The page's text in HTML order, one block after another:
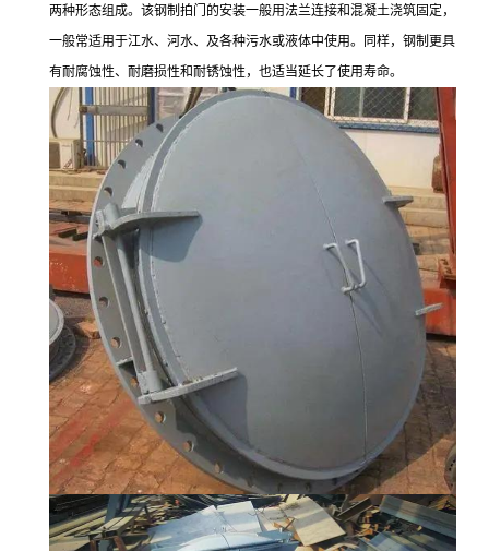
两种形态组成。该钢制拍门的安装一般用法兰连接和混凝土浇筑固定，
一般常适用于江水、河水、及各种污水或液体中使用。同样，钢制更具
有耐腐蚀性、 耐磨损性和耐锈蚀性 ，也适当延长了使用寿命。